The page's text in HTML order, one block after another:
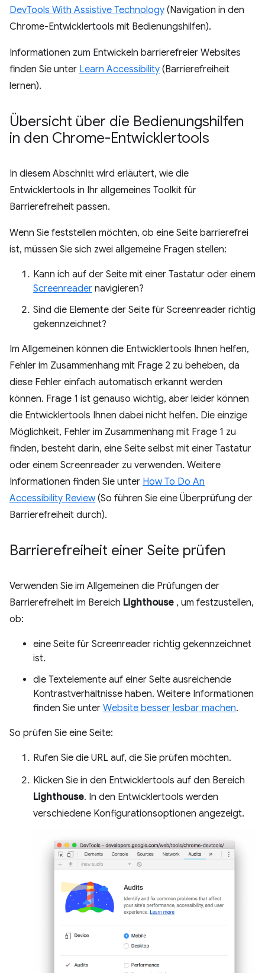
DevTools With Assistive Technology (Navigation in den
Chrome-Entwicklertools mit Bedienungshilfen).
Informationen zum Entwickeln barrierefreier Websites
finden Sie unter Learn Accessibility (Barrierefreiheit
lernen).
Übersicht über die Bedienungshilfen
in den Chrome-Entwicklertools
In diesem Abschnitt wird erläutert, wie die
Entwicklertools in Ihr allgemeines Toolkit für
Barrierefreiheit passen.
Wenn Sie feststellen möchten, ob eine Seite barrierefrei
ist, müssen Sie sich zwei allgemeine Fragen stellen:
Kann ich auf der Seite mit einer Tastatur oder einem
Screenreader navigieren?
Sind die Elemente der Seite für Screenreader richtig
gekennzeichnet?
Im Allgemeinen können die Entwicklertools Ihnen helfen,
Fehler im Zusammenhang mit Frage 2 zu beheben, da
diese Fehler einfach automatisch erkannt werden
können. Frage 1 ist genauso wichtig, aber leider können
die Entwicklertools Ihnen dabei nicht helfen. Die einzige
Möglichkeit, Fehler im Zusammenhang mit Frage 1 zu
finden, besteht darin, eine Seite selbst mit einer Tastatur
oder einem Screenreader zu verwenden. Weitere
Informationen finden Sie unter How To Do An
Accessibility Review(So führen Sie eine Überprüfung der
Barrierefreiheit durch).
Barrierefreiheit einer Seite prüfen
Verwenden Sie im Allgemeinen die Prüfungen der
Barrierefreiheit im Bereich Lighthouse , um festzustellen,
ob:
eine Seite für Screenreader richtig gekennzeichnet
ist.
die Textelemente auf einer Seite ausreichende
Kontrastverhältnisse haben. Weitere Informationen
finden Sie unter Website besser lesbar machen.
So prüfen Sie eine Seite:
Rufen Sie die URL auf, die Sie prüfen möchten.
Klicken Sie in den Entwicklertools auf den Bereich
Lighthouse. In den Entwicklertools werden
verschiedene Konfigurationsoptionen angezeigt.